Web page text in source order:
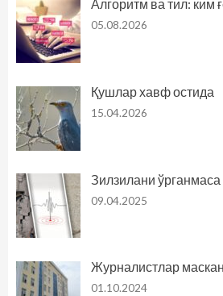
Алгоритм ва тил: ким
05.08.2026
Қушлар хавф остида
15.04.2026
Зилзилани
09.04.2025
Журналистлар
01.10.2024